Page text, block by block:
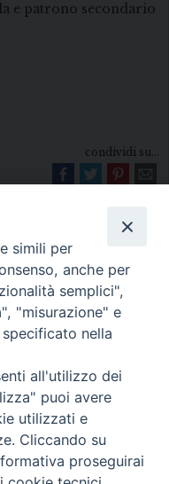
e patrono secondario
condividi su...
Venosa
(PZ) •
ufficiale della Diocesi:
simili per
anche per
semplici",
"misurazione" e
nella
all'utilizzo dei
puoi avere
utilizzati e
Cliccando su
proseguirai